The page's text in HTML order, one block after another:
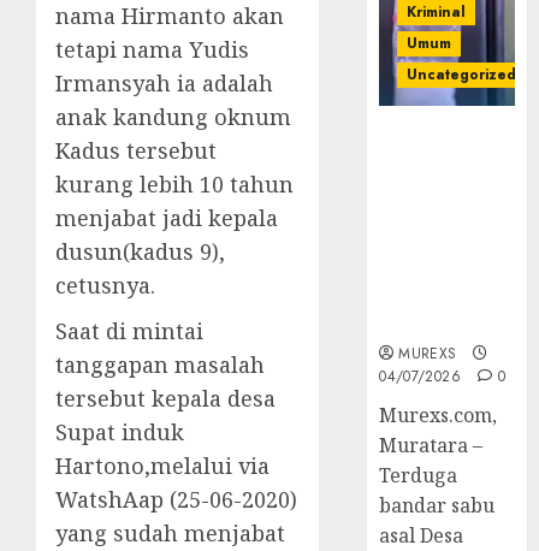
nama Hirmanto akan
tetapi nama Yudis
Irmansyah ia adalah
anak kandung oknum
Kadus tersebut
kurang lebih 10 tahun
menjabat jadi kepala
dusun(kadus 9),
cetusnya.
Saat di mintai
tanggapan masalah
tersebut kepala desa
Supat induk
Hartono,melalui via
WatshAap (25-06-2020)
yang sudah menjabat
Kriminal
Umum
Uncategorized
MUREXS
04/07/2026
0
Murexs.com,
Muratara –
Terduga
bandar sabu
asal Desa